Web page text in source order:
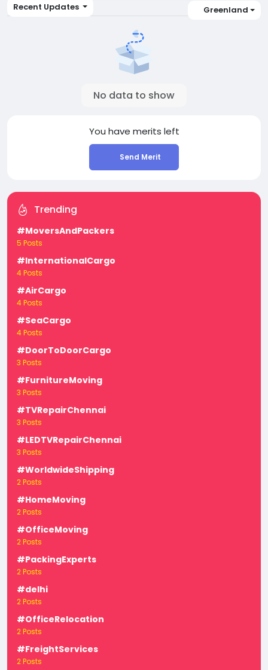
Recent Updates Greenland
No data to show
You have merits left
Send Merit
Trending
#MoversAndPackers
5 Posts
#InternationalCargo
4 Posts
#AirCargo
4 Posts
#SeaCargo
4 Posts
#DoorToDoorCargo
3 Posts
#FurnitureMoving
3 Posts
#TVRepairChennai
3 Posts
#LEDTVRepairChennai
3 Posts
#WorldwideShipping
2 Posts
#HomeMoving
2 Posts
#OfficeMoving
2 Posts
#PackingExperts
2 Posts
#delhi
2 Posts
#OfficeRelocation
2 Posts
#FreightServices
2 Posts